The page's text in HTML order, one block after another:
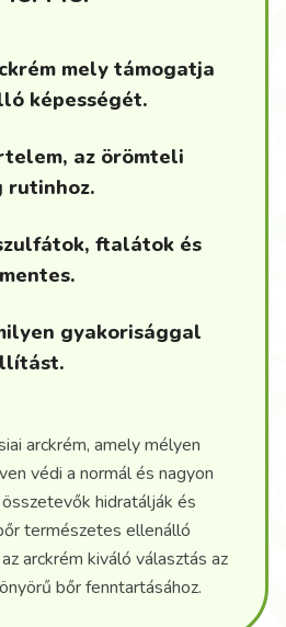
mely támogatja
képességét.
az örömteli
rutinhoz.
ftalátok és
gyakorisággal
arckrém, amely mélyen
védi a normál és nagyon
hidratálják és
természetes ellenálló
arckrém kiváló választás az
bőr fenntartásához.